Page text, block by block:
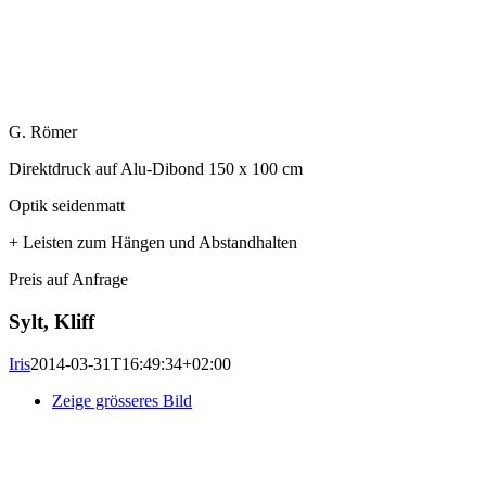
G. Römer
Direktdruck auf Alu-Dibond 150 x 100 cm
Optik seidenmatt
+ Leisten zum Hängen und Abstandhalten
Preis auf Anfrage
Sylt, Kliff
Iris2014-03-31T16:49:34+02:00
Zeige grösseres Bild